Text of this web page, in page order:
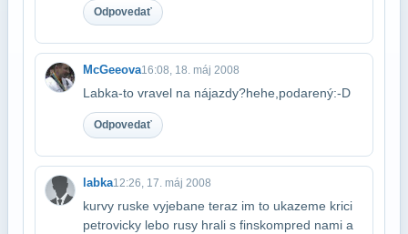
Odpovedať
McGeeova16:08, 18. máj 2008
Labka-to vravel na nájazdy?hehe,podarený:-D
Odpovedať
labka12:26, 17. máj 2008
kurvy ruske vyjebane teraz im to ukazeme krici
petrovicky lebo rusy hrali s finskom​pred nami a